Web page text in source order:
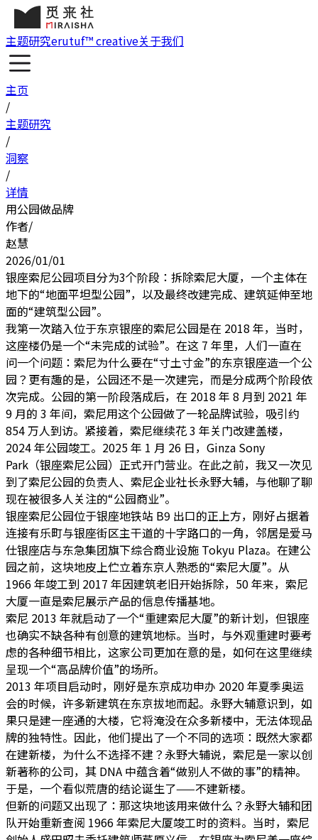
主题研究erutuf™ creative关于我们
主页
/
主题研究
/
洞察
/
详情
用公园做品牌
作者/
赵慧
2026/01/01
银座索尼公园项目分为3个阶段：拆除索尼大厦，一个主体在
地下的“地面平坦型公园”，以及最终改建完成、建筑延伸至地
面的“建筑型公园”。
我第一次踏入位于东京银座的索尼公园是在 2018 年，当时，
这座楼仍是一个“未完成的试验”。在这 7 年里，人们一直在
问一个问题：索尼为什么要在“寸土寸金”的东京银座造一个公
园？更有趣的是，公园还不是一次建完，而是分成两个阶段依
次完成。公园的第一阶段落成后，在 2018 年 8 月到 2021 年
9 月的 3 年间，索尼用这个公园做了一轮品牌试验，吸引约
854 万人到访。紧接着，索尼继续花 3 年关门改建盖楼，
2024 年公园竣工。2025 年 1 月 26 日，Ginza Sony
Park（银座索尼公园）正式开门营业。在此之前，我又一次见
到了索尼公园的负责人、索尼企业社长永野大辅，与他聊了聊
现在被很多人关注的“公园商业”。
银座索尼公园位于银座地铁站 B9 出口的正上方，刚好占据着
连接有乐町与银座街区主干道的十字路口的一角，邻居是爱马
仕银座店与东急集团旗下综合商业设施 Tokyu Plaza。在建公
园之前，这块地皮上伫立着东京人熟悉的“索尼大厦”。从
1966 年竣工到 2017 年因建筑老旧开始拆除，50 年来，索尼
大厦一直是索尼展示产品的信息传播基地。
索尼 2013 年就启动了一个“重建索尼大厦”的新计划，但银座
也确实不缺各种有创意的建筑地标。当时，与外观重建时要考
虑的各种细节相比，这家公司更加在意的是，如何在这里继续
呈现一个“高品牌价值”的场所。
2013 年项目启动时，刚好是东京成功申办 2020 年夏季奥运
会的时候，许多新建筑在东京拔地而起。永野大辅意识到，如
果只是建一座通的大楼，它将淹没在众多新楼中，无法体现品
牌的独特性。因此，他们提出了一个不同的选项：既然大家都
在建新楼，为什么不选择不建？永野大辅说，索尼是一家以创
新著称的公司，其 DNA 中蕴含着“做别人不做的事”的精神。
于是，一个看似荒唐的结论诞生了——不建新楼。
但新的问题又出现了：那这块地该用来做什么？永野大辅和团
队开始重新查阅 1966 年索尼大厦竣工时的资料。当时，索尼